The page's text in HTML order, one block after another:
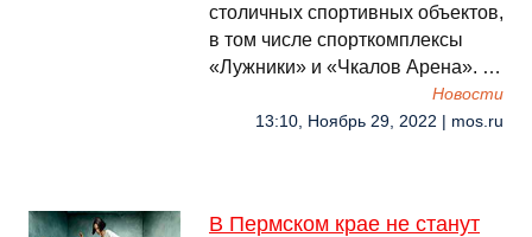
столичных спортивных объектов,
в том числе спорткомплексы
«Лужники» и «Чкалов Арена». …
Новости
13:10, Ноябрь 29, 2022 | mos.ru
В Пермском крае не станут